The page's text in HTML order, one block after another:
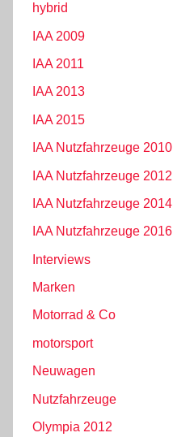
hybrid
IAA 2009
IAA 2011
IAA 2013
IAA 2015
IAA Nutzfahrzeuge 2010
IAA Nutzfahrzeuge 2012
IAA Nutzfahrzeuge 2014
IAA Nutzfahrzeuge 2016
Interviews
Marken
Motorrad & Co
motorsport
Neuwagen
Nutzfahrzeuge
Olympia 2012